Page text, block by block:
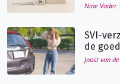
Nine Vader
SVI-
de
Joost van